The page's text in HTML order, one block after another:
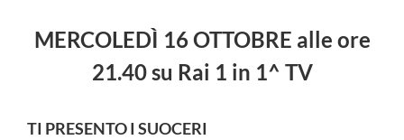
MERCOLEDÌ 16 OTTOBRE alle ore
21.40 su Rai 1 in 1^ TV
TI PRESENTO I SUOCERI